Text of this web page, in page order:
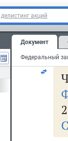
делистинг акций
Документ